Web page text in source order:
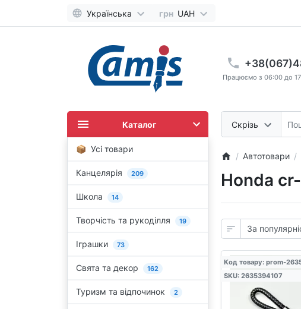
Українська грн UAH
Працюємо з 06:00 до
Скрізь
Каталог
Усі товари
Канцелярія 209
Школа 14
Творчість та рукоділля 19
Іграшки 73
Свята та декор 162
Туризм та відпочинок 2
Автотовари
Honda
Код товару: prom-
SKU: 2635394107